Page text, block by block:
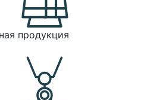
продукция